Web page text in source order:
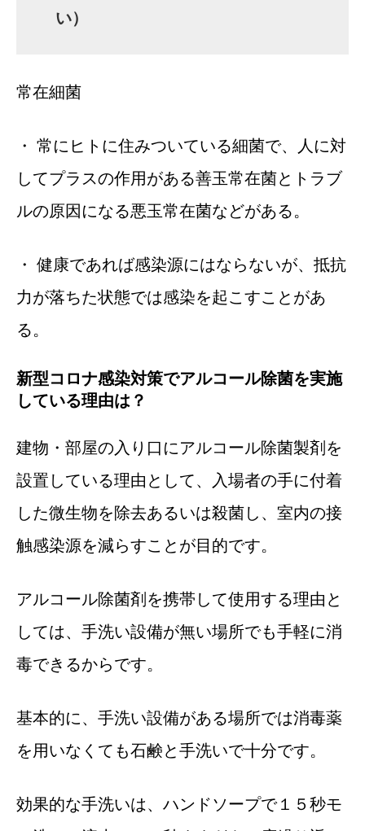
い）
常在細菌
・ 常にヒトに住みついている細菌で、人に対
してプラスの作用がある善玉常在菌とトラブ
ルの原因になる悪玉常在菌などがある。
・ 健康であれば感染源にはならないが、抵抗
力が落ちた状態では感染を起こすことがあ
る。
新型コロナ感染対策でアルコール除菌を実施
している理由は？
建物・部屋の入り口にアルコール除菌製剤を
設置している理由として、入場者の手に付着
した微生物を除去あるいは殺菌し、室内の接
触感染源を減らすことが目的です。
アルコール除菌剤を携帯して使用する理由と
しては、手洗い設備が無い場所でも手軽に消
毒できるからです。
基本的に、手洗い設備がある場所では消毒薬
を用いなくても石鹸と手洗いで十分です。
効果的な手洗いは、ハンドソープで１５秒モ